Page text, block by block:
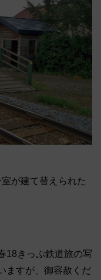
が建て替えられた
18きっぷ鉄道旅の写
ますが、御容赦くだ